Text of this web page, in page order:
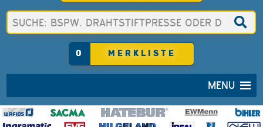
0 MERKLISTE
MENU